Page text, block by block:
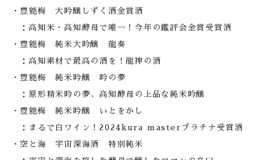
・豊能梅 大吟醸しずく酒金賞酒
： 高知米・高知酵母で唯一！今年の鑑評会金賞受賞酒
・豊能梅 純米大吟醸 龍奏
：高知素材で最高の酒を！龍神の酒
・豊能梅 純米吟醸 吟の夢
： 原形精米 吟の夢、高知酵母の上品な純米吟醸
・豊能梅 純米吟醸 いとをかし
：まるで白ワイン！2024kura masterプラチナ受賞酒
・空と海 宇宙深海酒 特別純米